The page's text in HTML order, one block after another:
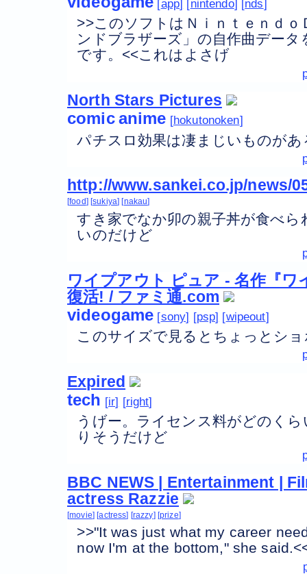
app nintendo nds
>>このソフトはＮｉｎｔｅｎｄ
ンドブラザーズ」の自作曲デー
です。<<これはよさげ
North Stars Pictures
comicanime hokutonoken
パチスロ効果は凄まじいものがあ
http://www.sankei.co.jp/news/
food sukiya nakau
すき家でなか卯の親子丼が食べ
いのだけど
ワイプアウト ピュア - 名作『ワ
復活! / ファミ通.com
videogame sony psp wipeout
このサイズで見るとちょっとシ
Expired
tech ir right
うげー。ライセンス料がどのく
りそうだけど
BBC NEWS | Entertainment |
actress Razzie
movie actress razzy prize
>>"It was just what my career
now I'm at the bottom," she